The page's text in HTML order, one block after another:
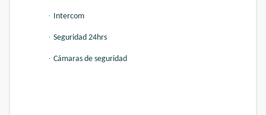
· Intercom
· Seguridad 24hrs
· Cámaras de seguridad